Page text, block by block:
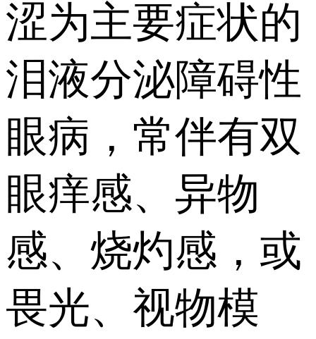
涩为主要症状的
泪液分泌障碍性
眼病，常伴有双
眼痒感、异物
感、烧灼感，或
畏光、视物模